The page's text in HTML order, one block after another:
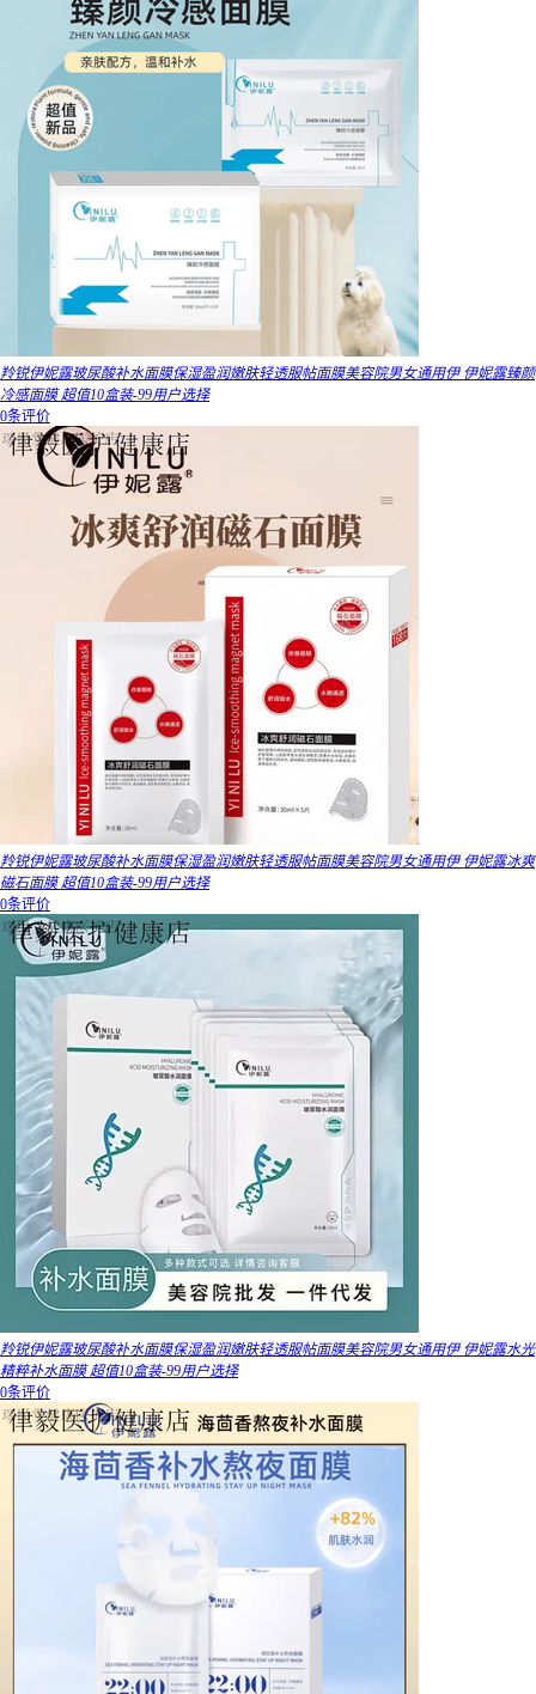
羚锐伊妮露玻尿酸补水面膜保湿盈润嫩肤轻透服帖面膜美容院男女通用伊 伊妮露臻颜
冷感面膜 超值10盒装-99用户选择
0条评价
羚锐伊妮露玻尿酸补水面膜保湿盈润嫩肤轻透服帖面膜美容院男女通用伊 伊妮露冰爽
磁石面膜 超值10盒装-99用户选择
0条评价
羚锐伊妮露玻尿酸补水面膜保湿盈润嫩肤轻透服帖面膜美容院男女通用伊 伊妮露水光
精粹补水面膜 超值10盒装-99用户选择
0条评价